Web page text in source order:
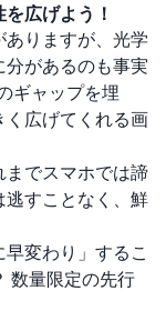
広げよう！
ありますが、光学
があるのも事実
ギャップを埋
く広げてくれる画
でスマホでは諦
逃すことなく、鮮
変わり」するこ
数量限定の先行